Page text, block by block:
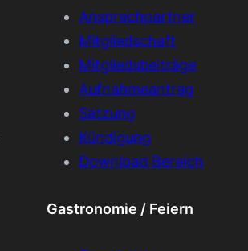
Ansprechpartner
Mitgliedschaft
Mitgliedsbeiträge
Aufnahmeantrag
Satzung
Kündigung
Download Bereich
Gastronomie / Feiern